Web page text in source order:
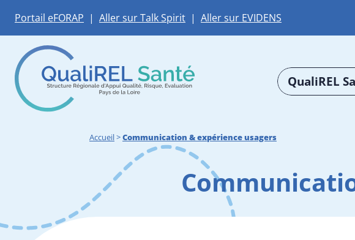
Portail eFORAP | Aller sur Talk Spirit | Aller sur EVIDENS
QualiREL
Accueil>Communication & expérience usagers